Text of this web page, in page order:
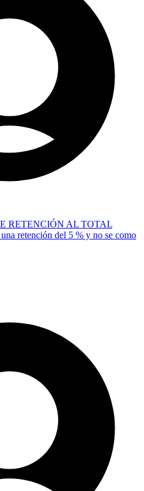
RETENCIÓN AL TOTAL
retención del 5 % y no se como